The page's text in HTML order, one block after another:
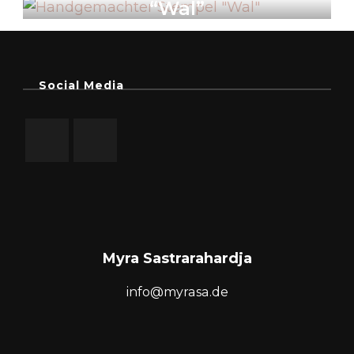
“Wal”
Social Media
Myra Sastrarahardja
info@myrasa.de